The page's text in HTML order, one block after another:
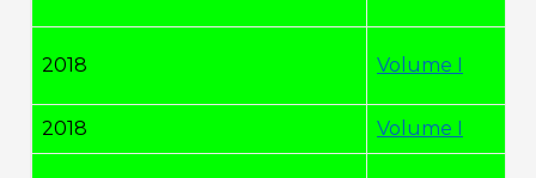
2018 Volume I
2018 Volume I